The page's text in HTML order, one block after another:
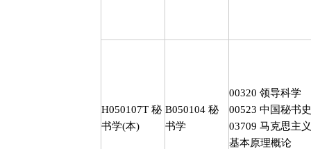
H050107T 秘
书学(本)
B050104 秘
书学
00320 领导科学
00523 中国秘书史
03709 马克思主义
基本原理概论